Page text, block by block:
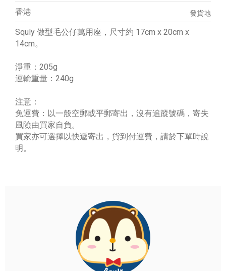
發貨地
香港
Squly 做型毛公仔萬用座，尺寸約 17cm x 20cm x
14cm。
淨重：205g
運輸重量：240g
注意：
免運費：以一般空郵或平郵寄出，沒有追蹤號碼，寄失
風險由買家自負。
買家亦可選擇以快遞寄出，貨到付運費，請於下單時說
明。